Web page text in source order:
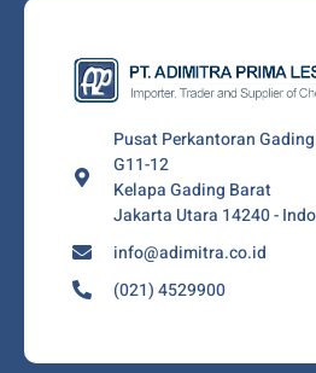
Pusat Perkantoran
G11-12
Kelapa Gading Barat
Jakarta Utara 14240 -
info@adimitra.co.id
(021) 4529900